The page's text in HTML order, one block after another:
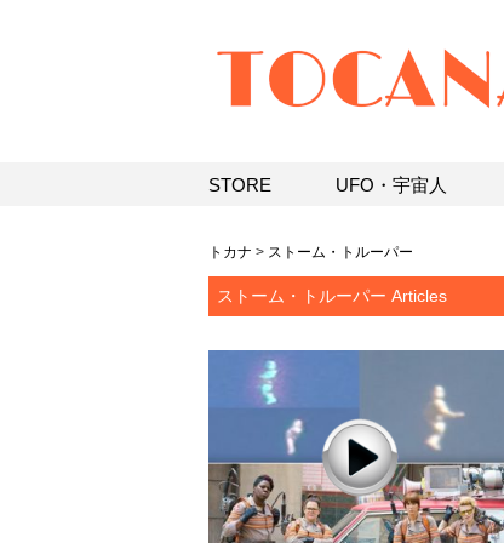
トカナ > ストーム・トルーパー
ストーム・トルーパー Articles
STORE UFO・宇宙人